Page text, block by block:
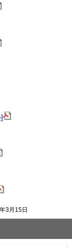
3月15日